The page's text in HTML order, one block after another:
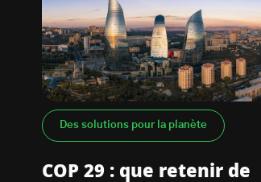
Des solutions pour la planète
COP 29 : que retenir de